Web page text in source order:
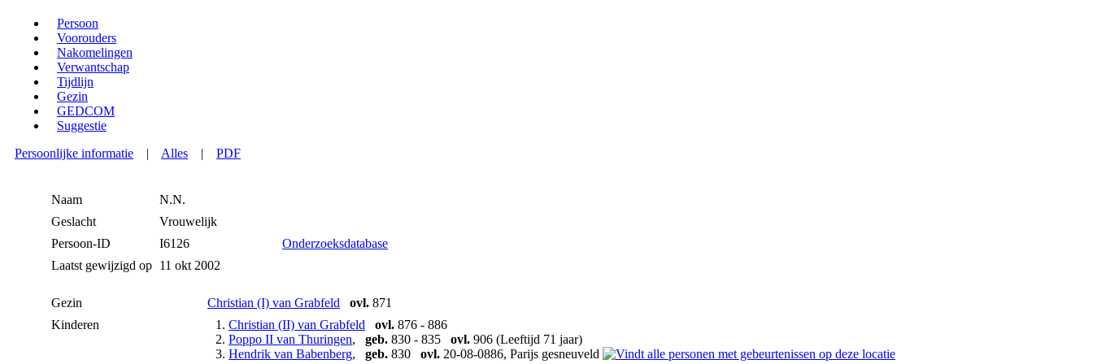
Persoon
Voorouders
Nakomelingen
Verwantschap
Tijdlijn
Gezin
GEDCOM
Suggestie
Persoonlijke informatie | Alles | PDF
Naam
N.N.
Geslacht
Vrouwelijk
Persoon-ID
I6126
Onderzoeksdatabase
Laatst gewijzigd op 11 okt 2002
Gezin Christian (I) van Grabfeld ovl. 871
Kinderen
1. Christian (II) van Grabfeld ovl. 876 - 886
2. Poppo II van Thuringen, geb. 830 - 835 ovl. 906 (Leeftijd 71 jaar)
3. Hendrik van Babenberg, geb. 830 ovl. 20-08-0886, Parijs gesneuveld